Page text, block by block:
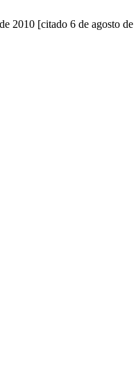
2010 [citado 6 de agosto